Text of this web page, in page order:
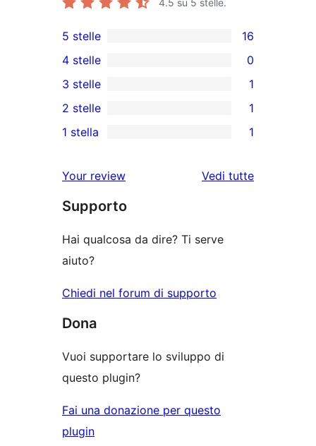
4.5 su 5 stelle.
16
recensioni
a
5-
stelle
5 stelle 16
recensioni
a
4-
4 stelle 0
1
3-
recensioni
stelle
3 stelle 1
2-
a
stelle
2 stelle 1
recensioni
a
1 stella 1
Your review
Vedi tutte
Supporto
Hai qualcosa da dire? Ti serve
aiuto?
Chiedi nel forum di supporto
Dona
Vuoi supportare lo sviluppo di
questo plugin?
Fai una donazione per questo
plugin